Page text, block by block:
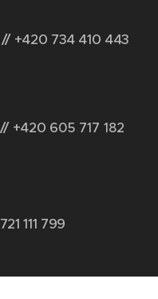
+420 734 410 443
+420 605 717 182
111 799